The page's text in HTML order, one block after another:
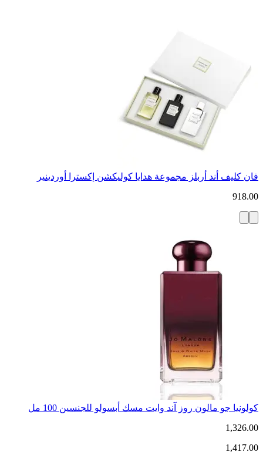
فان كليف أند أربلز مجموعة هدايا كوليكشن إكسترا أوردينير
918.00
كولونيا جو مالون روز آند وايت مسك أبسولو للجنسين 100 مل
1,326.00
1,417.00